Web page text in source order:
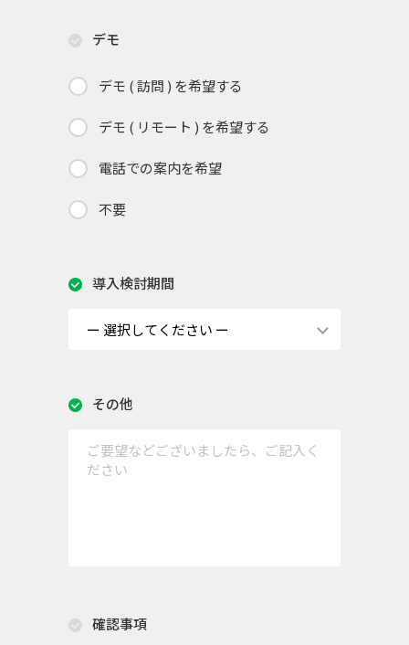
デモ
デモ ( 訪問 ) を希望する
デモ ( リモート ) を希望する
電話での案内を希望
不要
導入検討期間
その他
確認事項